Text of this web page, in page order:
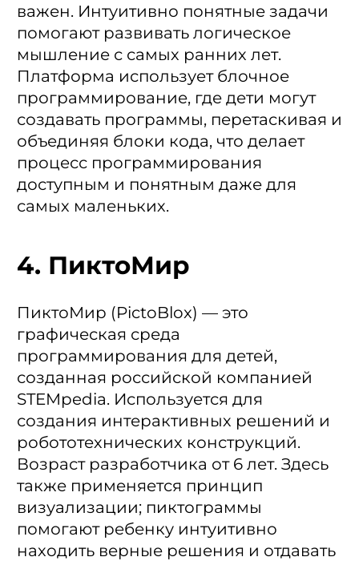
важен. Интуитивно понятные задачи
помогают развивать логическое
мышление с самых ранних лет.
Платформа использует блочное
программирование, где дети могут
создавать программы, перетаскивая и
объединяя блоки кода, что делает
процесс программирования
доступным и понятным даже для
самых маленьких.
4. ПиктоМир
ПиктоМир (PictoBlox) — это
графическая среда
программирования для детей,
созданная российской компанией
STEMpedia. Используется для
создания интерактивных решений и
робототехнических конструкций.
Возраст разработчика от 6 лет. Здесь
также применяется принцип
визуализации; пиктограммы
помогают ребенку интуитивно
находить верные решения и отдавать